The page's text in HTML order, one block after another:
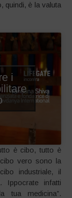
quindi, è la valuta
i
è cibo, tutto è
vero sono la
industriale, il
Ippocrate infatti
tua medicina”.